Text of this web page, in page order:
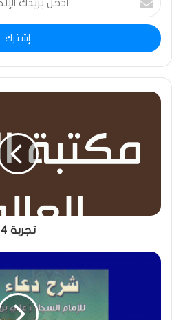
بريدك
الإلكتروني
تجربة 4